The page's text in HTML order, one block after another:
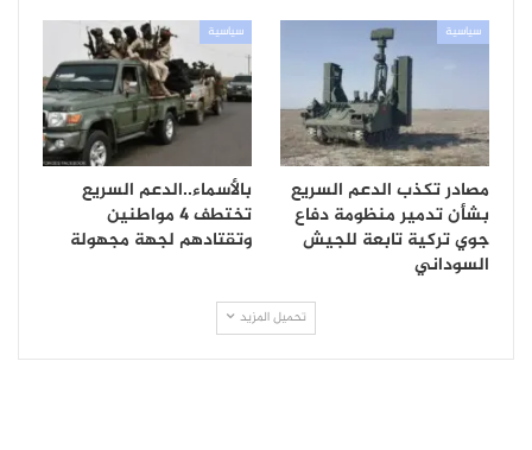
سياسية
مصادر تكذب الدعم السريع
بشأن تدمير منظومة دفاع
جوي تركية تابعة للجيش
السوداني
سياسية
بالأسماء..الدعم السريع
تختطف 4 مواطنين
وتقتادهم لجهة مجهولة
تحميل المزيد